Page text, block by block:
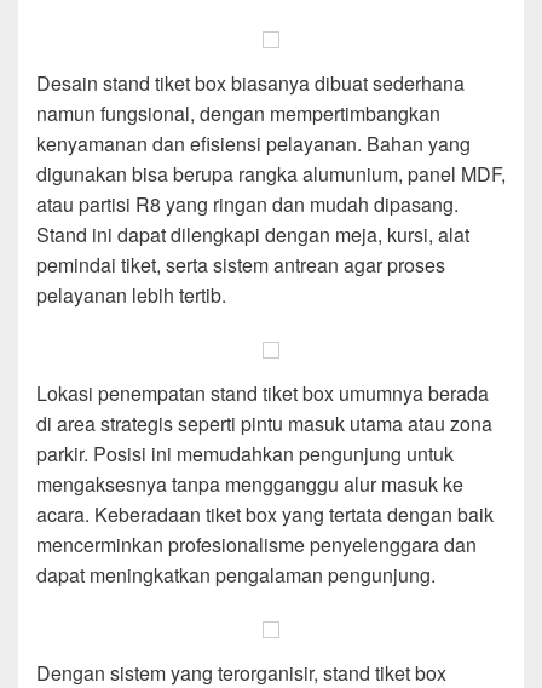
Desain stand tiket box biasanya dibuat sederhana
namun fungsional, dengan mempertimbangkan
kenyamanan dan efisiensi pelayanan. Bahan yang
digunakan bisa berupa rangka alumunium, panel MDF,
atau partisi R8 yang ringan dan mudah dipasang.
Stand ini dapat dilengkapi dengan meja, kursi, alat
pemindai tiket, serta sistem antrean agar proses
pelayanan lebih tertib.
Lokasi penempatan stand tiket box umumnya berada
di area strategis seperti pintu masuk utama atau zona
parkir. Posisi ini memudahkan pengunjung untuk
mengaksesnya tanpa mengganggu alur masuk ke
acara. Keberadaan tiket box yang tertata dengan baik
mencerminkan profesionalisme penyelenggara dan
dapat meningkatkan pengalaman pengunjung.
Dengan sistem yang terorganisir, stand tiket box